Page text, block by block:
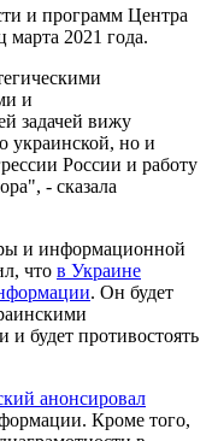
и программ Центра
2021 года.
и
задачей вижу
украинской, но и
России и работу
- сказала
и информационной
что в Украине
. Он будет
будет противостоять
анонсировал
Кроме того,